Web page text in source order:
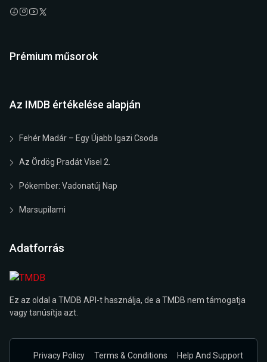
Prémium műsorok
Az IMDB értékelése alapján
Fehér Madár – Egy Újabb Igazi Csoda
Az Ördög Pradát Visel 2.
Pókember: Vadonatúj Nap
Marsupilami
Adatforrás
Ez az oldal a TMDB API-t használja, de a TMDB nem támogatja
vagy tanúsítja azt.
Privacy Policy Terms & Conditions Help And Support